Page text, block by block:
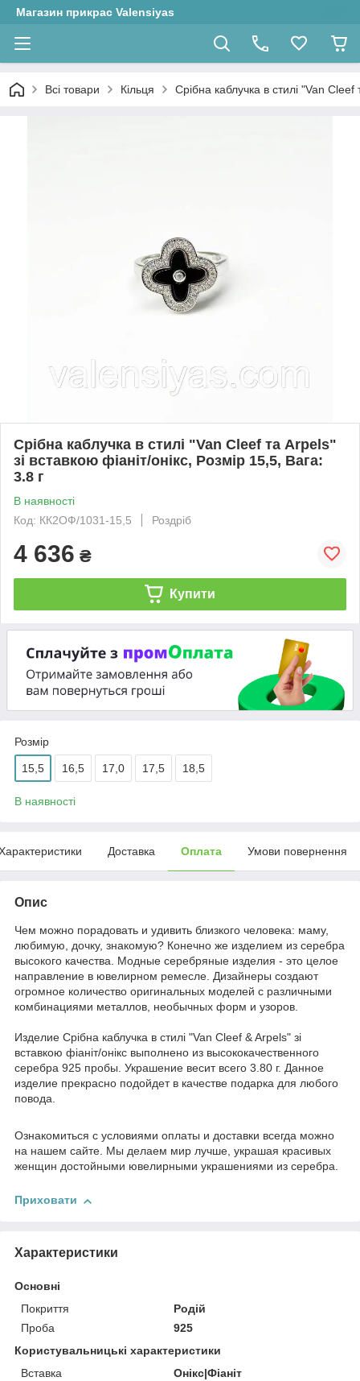
Магазин прикрас Valensiyas
Всі товари Кільця Срібна каблучка в стилі "Van Cleef
Срібна каблучка в стилі "Van Cleef та Arpels"
зі вставкою фіаніт/онікс, Розмір 15,5, Вага:
3.8 г
В наявності
Код: КК2ОФ/1031-15,5
Роздріб
4 636 ₴
Купити
Розмір
15,5 16,5 17,0 17,5 18,5
В наявності
Доставка Оплата Умови повернення
Опис
Чем можно порадовать и удивить близкого человека: маму,
любимую, дочку, знакомую? Конечно же изделием из серебра
высокого качества. Модные серебряные изделия - это целое
направление в ювелирном ремесле. Дизайнеры создают
огромное количество оригинальных моделей с различными
комбинациями металлов, необычных форм и узоров.
Изделие Срібна каблучка в стилі "Van Cleef & Arpels" зі
вставкою фіаніт/онікс выполнено из высококачественного
серебра 925 пробы. Украшение весит всего 3.80 г. Данное
изделие прекрасно подойдет в качестве подарка для любого
повода.
Ознакомиться с условиями оплаты и доставки всегда можно
на нашем сайте. Мы делаем мир лучше, украшая красивых
женщин достойными ювелирными украшениями из серебра.
Приховати
Характеристики
Основні
Покриття
Родій
Проба
925
Користувальницькі характеристики
Вставка
Онікс|Фіаніт